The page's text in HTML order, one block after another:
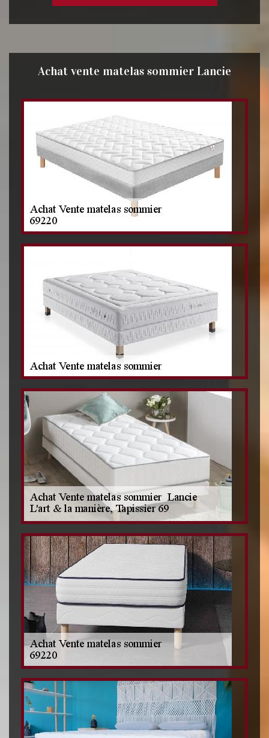
Achat vente matelas sommier Lancie